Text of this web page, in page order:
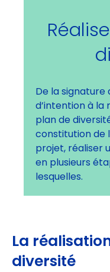
De la
d’intention à
plan de
constitution de
projet, réaliser
en plusieurs
lesquelles.
La
diversité